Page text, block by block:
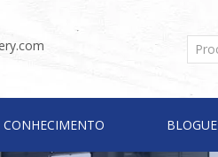
CONHECIMENTO BLOGUE